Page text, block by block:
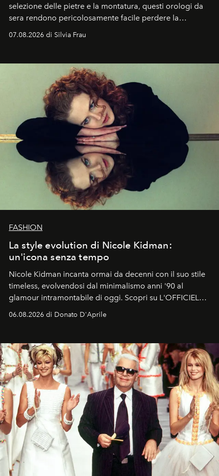
selezione delle pietre e la montatura, questi orologi da
sera rendono pericolosamente facile perdere la
cognizione del tempo. Ma con quadranti così
07.08.2026 di Silvia Frau
FASHION
La style evolution di Nicole Kidman:
un'icona senza tempo
Nicole Kidman incanta ormai da decenni con il suo stile
timeless, evolvendosi dal minimalismo anni '90 al
glamour intramontabile di oggi. Scopri su L'OFFICIEL
Italia la sua style evolution.
06.08.2026 di Donato D'Aprile